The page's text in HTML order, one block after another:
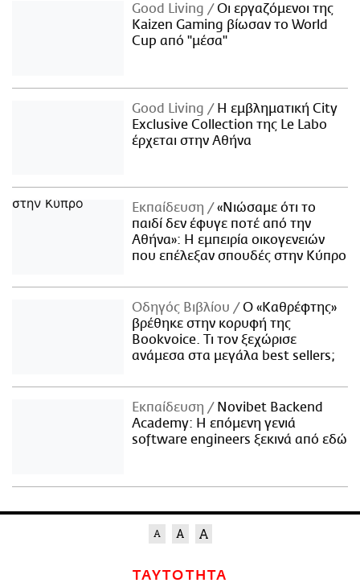
Good Living
Οι εργαζόμενοι της
Kaizen Gaming βίωσαν το World
Cup από "μέσα"
Good Living
Η εμβληματική City
Exclusive Collection της Le Labo
έρχεται στην Αθήνα
Εκπαίδευση
«Νιώσαμε ότι το
παιδί δεν έφυγε ποτέ από την
Αθήνα»: Η εμπειρία οικογενειών
που επέλεξαν σπουδές στην Κύπρο
Οδηγός Βιβλίου
Ο «Καθρέφτης»
βρέθηκε στην κορυφή της
Bookvoice. Τι τον ξεχώρισε
ανάμεσα στα μεγάλα best sellers;
Εκπαίδευση
Novibet Backend
Academy: Η επόμενη γενιά
software engineers ξεκινά από εδώ
ΤΑΥΤΟΤΗΤΑ